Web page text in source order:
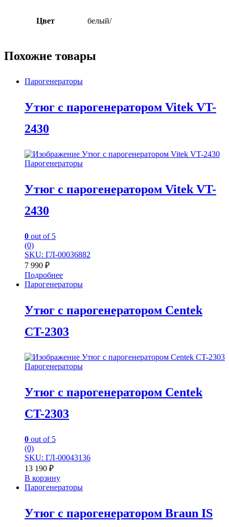
Цвет белый/
Похожие товары
Парогенераторы
Утюг с парогенератором Vitek VT-
2430
Парогенераторы
Утюг с парогенератором Vitek VT-
2430
0 out of 5
(0)
SKU: ГЛ-00036882
7 990 ₽
Подробнее
Парогенераторы
Утюг с парогенератором Centek
CT-2303
Парогенераторы
Утюг с парогенератором Centek
CT-2303
0 out of 5
(0)
SKU: ГЛ-00043136
13 190 ₽
В корзину
Парогенераторы
Утюг с парогенератором Braun IS